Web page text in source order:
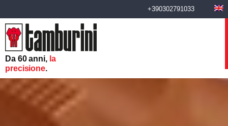
+390302791033
Da 60 anni, la
precisione.